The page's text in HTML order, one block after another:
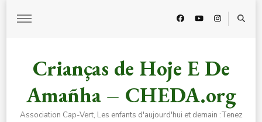
Crianças de Hoje E De
Amañha – CHEDA.org
Association Cap-Vert, Les enfants d'aujourd'hui et demain :Tenez